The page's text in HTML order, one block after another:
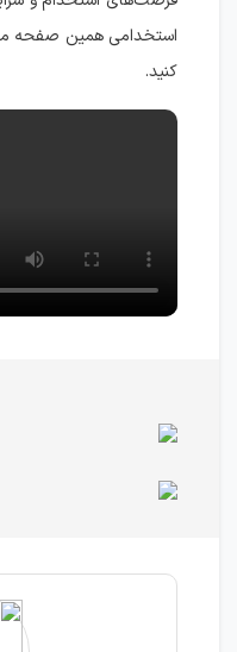
استخدامی همین صفحه
کنید.